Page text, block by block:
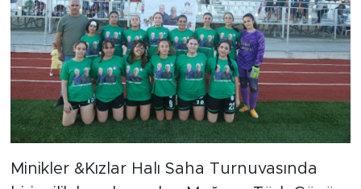
Minikler &Kızlar Halı Saha Turnuvasında